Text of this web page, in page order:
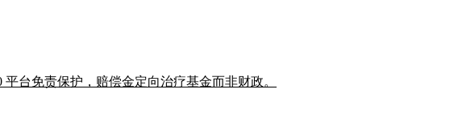
台免责保护，赔偿金定向治疗基金而非财政。